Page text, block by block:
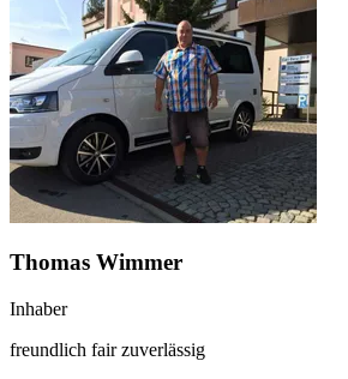
Thomas Wimmer
Inhaber
freundlich fair zuverlässig